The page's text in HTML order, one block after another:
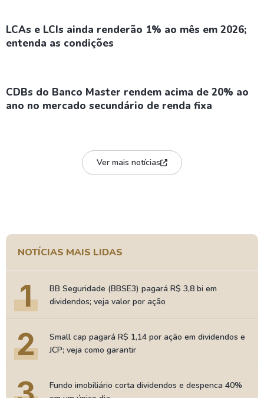
LCAs e LCIs ainda renderão 1% ao mês em 2026;
entenda as condições
CDBs do Banco Master rendem acima de 20% ao
ano no mercado secundário de renda fixa
Ver mais notícias
NOTÍCIAS MAIS LIDAS
1
BB Seguridade (BBSE3) pagará R$ 3,8 bi em
dividendos; veja valor por ação
2
Small cap pagará R$ 1,14 por ação em dividendos e
JCP; veja como garantir
Fundo imobiliário corta dividendos e despenca 40%